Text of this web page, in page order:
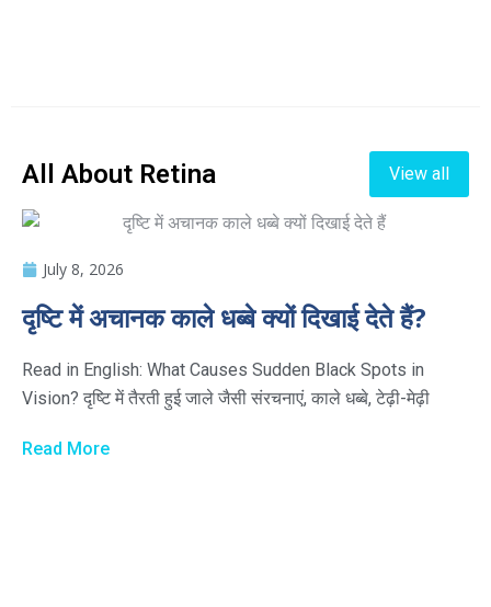
All About Retina View all
July 8, 2026
दृष्टि में अचानक काले धब्बे क्यों दिखाई देते हैं?
Read in English: What Causes Sudden Black Spots in
Vision? दृष्टि में तैरती हुई जाले जैसी संरचनाएं, काले धब्बे, टेढ़ी-मेढ़ी
Read More